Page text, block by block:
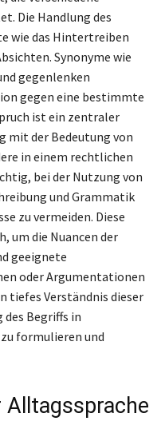
Die Handlung des
wie das Hintertreiben
Synonyme wie
gegenlenken
gegen eine bestimmte
ist ein zentraler
mit der Bedeutung von
in einem rechtlichen
bei der Nutzung von
und Grammatik
zu vermeiden. Diese
um die Nuancen der
geeignete
oder Argumentationen
tiefes Verständnis dieser
des Begriffs in
formulieren und
Alltagssprache